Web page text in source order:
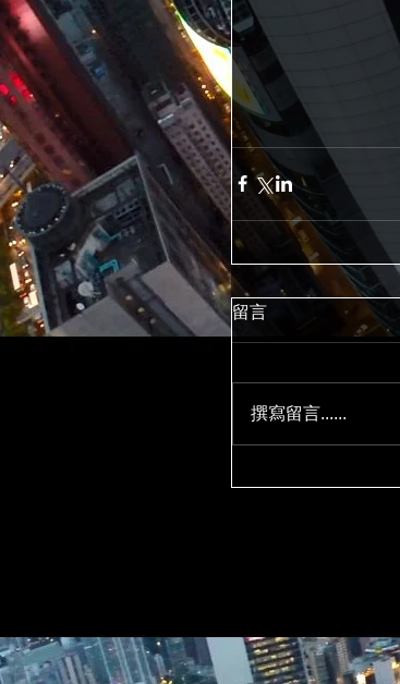
留言
撰寫留言......